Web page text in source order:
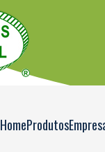
HomeProdutos